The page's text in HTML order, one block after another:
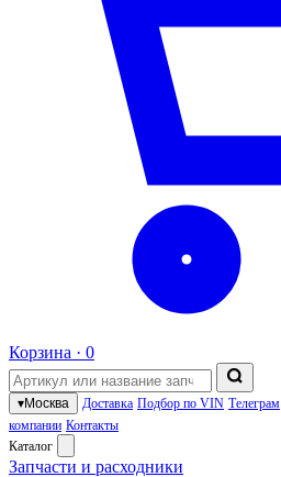
Корзина · 0
▾Москва Доставка Подбор по VIN Телеграм
компании Контакты
Каталог
Запчасти и расходники